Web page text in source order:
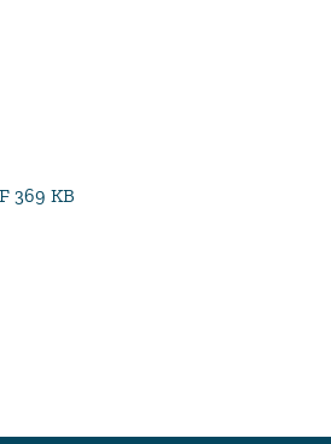
369 KB